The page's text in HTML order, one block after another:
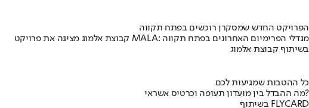
הפרויקט החדש שמסקרן רוכשים בפתח תקווה
קבוצת אלמוג מציגה את פרויקט MALA: מגדלי הפרימיום האחרונים בפתח תקווה
בשיתוף קבוצת אלמוג
כל ההטבות שמגיעות לכם
מה ההבדל בין מועדון תעופה וכרטיס אשראי?
בשיתוף FLYCARD